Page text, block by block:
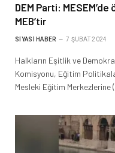
DEM Parti:
MEB’tir
SIYASI HABER 7 ŞUBAT 2024
Halkların Eşitlik ve
Komisyonu, Eğitim
Mesleki Eğitim Merkezlerine